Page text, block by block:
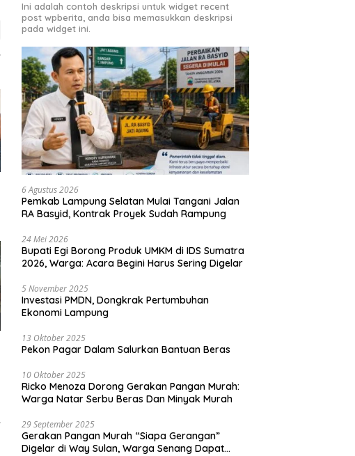
Ini adalah contoh deskripsi untuk widget recent
post wpberita, anda bisa memasukkan deskripsi
pada widget ini.
6 Agustus 2026
Pemkab Lampung Selatan Mulai Tangani Jalan
RA Basyid, Kontrak Proyek Sudah Rampung
24 Mei 2026
Bupati Egi Borong Produk UMKM di IDS Sumatra
2026, Warga: Acara Begini Harus Sering Digelar
5 November 2025
Investasi PMDN, Dongkrak Pertumbuhan
Ekonomi Lampung
13 Oktober 2025
Pekon Pagar Dalam Salurkan Bantuan Beras
10 Oktober 2025
Ricko Menoza Dorong Gerakan Pangan Murah:
Warga Natar Serbu Beras Dan Minyak Murah
29 September 2025
Gerakan Pangan Murah “Siapa Gerangan”
Digelar di Way Sulan, Warga Senang Dapat